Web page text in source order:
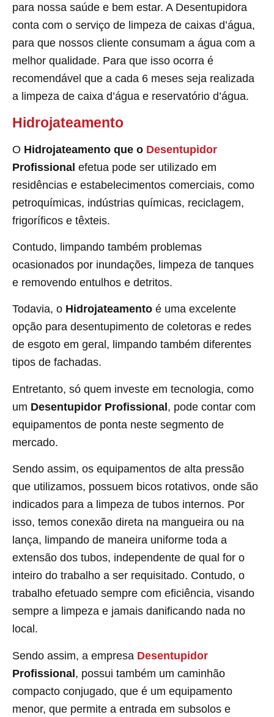
para nossa saúde e bem estar. A Desentupidora
conta com o serviço de limpeza de caixas d’água,
para que nossos cliente consumam a água com a
melhor qualidade. Para que isso ocorra é
recomendável que a cada 6 meses seja realizada
a limpeza de caixa d’água e reservatório d’água.
Hidrojateamento
O Hidrojateamento que o Desentupidor
Profissional efetua pode ser utilizado em
residências e estabelecimentos comerciais, como
petroquímicas, indústrias químicas, reciclagem,
frigoríficos e têxteis.
Contudo, limpando também problemas
ocasionados por inundações, limpeza de tanques
e removendo entulhos e detritos.
Todavia, o Hidrojateamento é uma excelente
opção para desentupimento de coletoras e redes
de esgoto em geral, limpando também diferentes
tipos de fachadas.
Entretanto, só quem investe em tecnologia, como
um Desentupidor Profissional, pode contar com
equipamentos de ponta neste segmento de
mercado.
Sendo assim, os equipamentos de alta pressão
que utilizamos, possuem bicos rotativos, onde são
indicados para a limpeza de tubos internos. Por
isso, temos conexão direta na mangueira ou na
lança, limpando de maneira uniforme toda a
extensão dos tubos, independente de qual for o
inteiro do trabalho a ser requisitado. Contudo, o
trabalho efetuado sempre com eficiência, visando
sempre a limpeza e jamais danificando nada no
local.
Sendo assim, a empresa Desentupidor
Profissional, possui também um caminhão
compacto conjugado, que é um equipamento
menor, que permite a entrada em subsolos e